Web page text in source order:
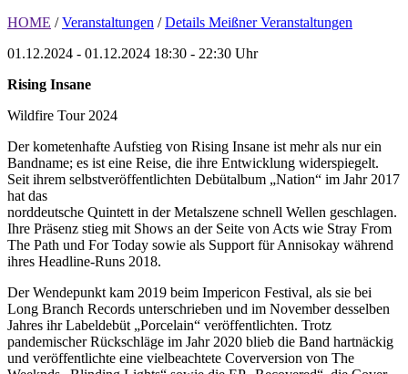
HOME / Veranstaltungen / Details Meißner Veranstaltungen
01.12.2024 - 01.12.2024 18:30 - 22:30 Uhr
Rising Insane
Wildfire Tour 2024
Der kometenhafte Aufstieg von Rising Insane ist mehr als nur ein
Bandname; es ist eine Reise, die ihre Entwicklung widerspiegelt.
Seit ihrem selbstveröffentlichten Debütalbum „Nation“ im Jahr 2017
hat das
norddeutsche Quintett in der Metalszene schnell Wellen geschlagen.
Ihre Präsenz stieg mit Shows an der Seite von Acts wie Stray From
The Path und For Today sowie als Support für Annisokay während
ihres Headline-Runs 2018.
Der Wendepunkt kam 2019 beim Impericon Festival, als sie bei
Long Branch Records unterschrieben und im November desselben
Jahres ihr Labeldebüt „Porcelain“ veröffentlichten. Trotz
pandemischer Rückschläge im Jahr 2020 blieb die Band hartnäckig
und veröffentlichte eine vielbeachtete Coverversion von The